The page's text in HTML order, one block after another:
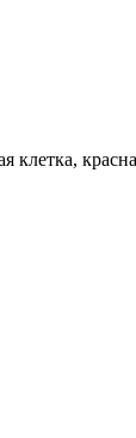
клетка,